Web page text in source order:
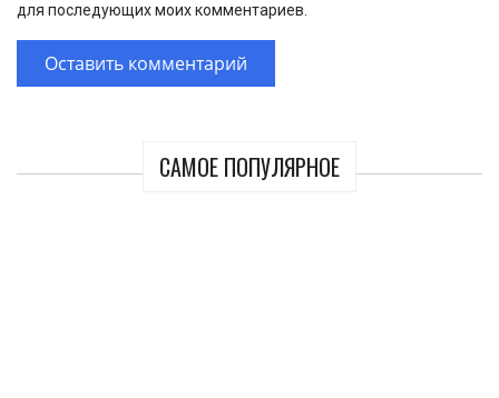
САМОЕ ПОПУЛЯРНОЕ
для последующих моих комментариев.